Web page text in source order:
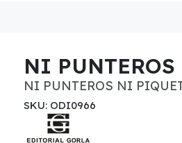
NI
NI PUNTEROS NI
SKU: ODI0966